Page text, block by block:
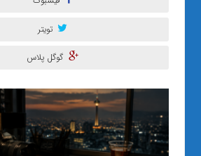
تویتر
گوگل پلاس